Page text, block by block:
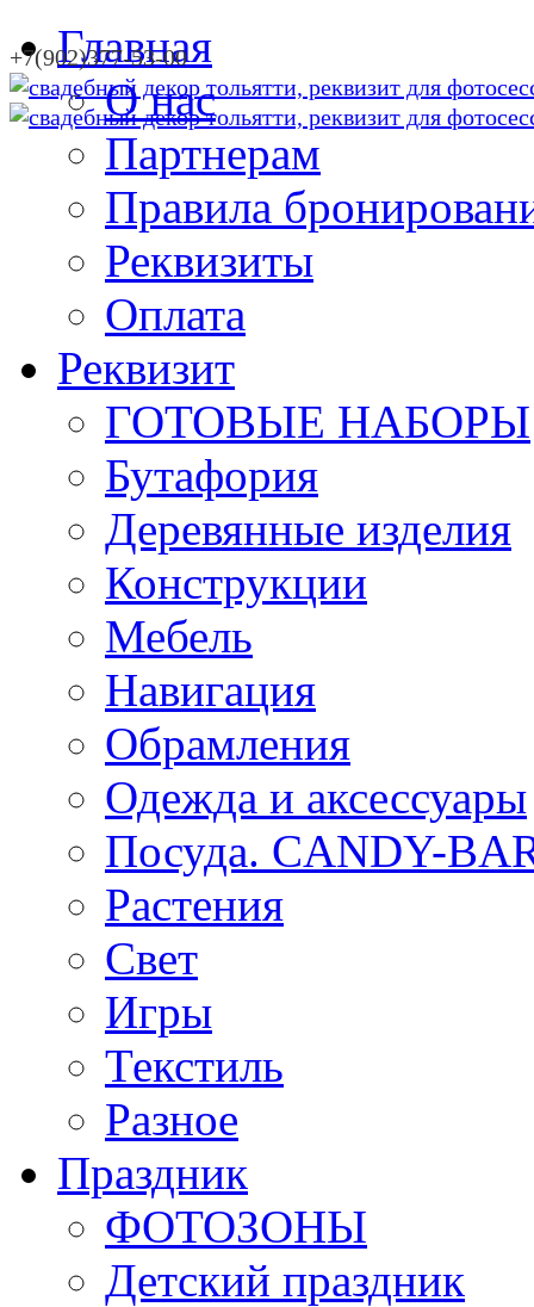
+7(902)377-53-00
Главная
О нас
Партнерам
Правила
Реквизиты
Оплата
Реквизит
ГОТОВЫЕ НАБОРЫ
Бутафория
Деревянные изделия
Конструкции
Мебель
Навигация
Обрамления
Одежда и аксессуары
Посуда. CANDY-
Растения
Свет
Игры
Текстиль
Разное
Праздник
ФОТОЗОНЫ
Детский праздник